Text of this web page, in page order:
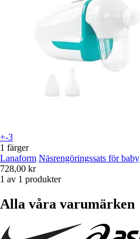
+-3
1 färger
Lanaform Näsrengöringssats för baby
728,00 kr
1 av 1 produkter
Alla våra varumärken